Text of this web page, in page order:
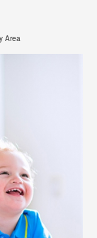
Area